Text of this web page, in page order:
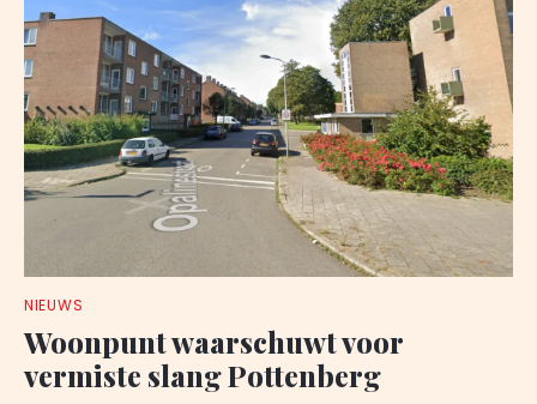
NIEUWS
Woonpunt waarschuwt voor
vermiste slang Pottenberg